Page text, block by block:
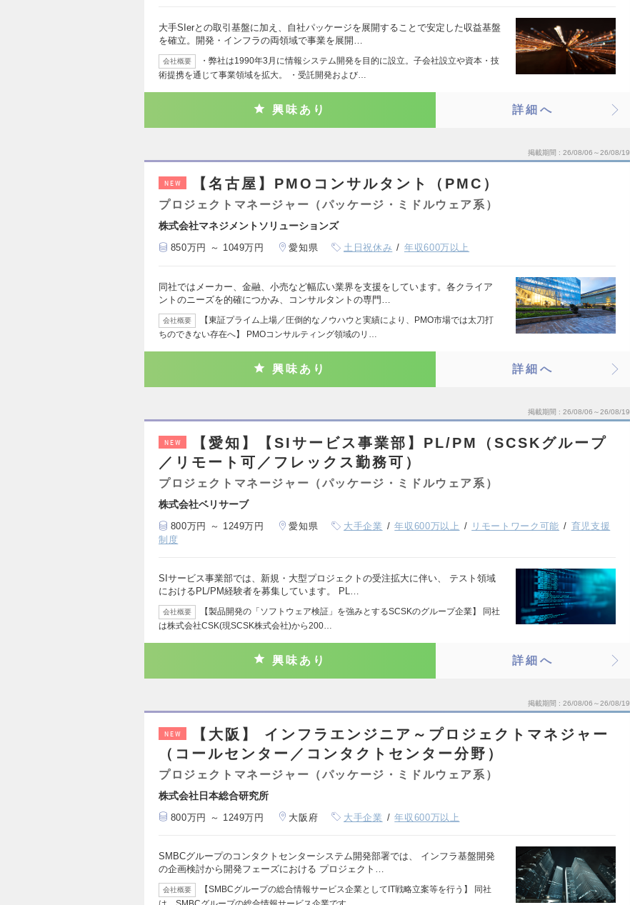
大手SIerとの取引基盤に加え、自社パッケージを展開することで安定した収益基盤
を確立。開発・インフラの両領域で事業を展開…
会社概要
・弊社は1990年3月に情報システム開発を目的に設立。子会社設立や資本・技
術提携を通じて事業領域を拡大。 ・受託開発および…
興味あり 詳細へ
掲載期間 26/08/06～26/08/19
NEW 【名古屋】PMOコンサルタント（PMC）
プロジェクトマネージャー（パッケージ・ミドルウェア系）
株式会社マネジメントソリューションズ
850万円 ～ 1049万円 愛知県 土日祝休み 年収600万以上
同社ではメーカー、金融、小売など幅広い業界を支援をしています。各クライア
ントのニーズを的確につかみ、コンサルタントの専門…
会社概要
【東証プライム上場／圧倒的なノウハウと実績により、PMO市場では太刀打
ちのできない存在へ】 PMOコンサルティング領域のリ…
興味あり 詳細へ
掲載期間 26/08/06～26/08/19
NEW
【愛知】【SIサービス事業部】PL/PM（SCSKグループ
／リモート可／フレックス勤務可）
プロジェクトマネージャー（パッケージ・ミドルウェア系）
株式会社ベリサーブ
800万円 ～ 1249万円 愛知県 大手企業 年収600万以上 リモートワーク可能
育児支援
制度
SIサービス事業部では、新規・大型プロジェクトの受注拡大に伴い、 テスト領域
におけるPL/PM経験者を募集しています。 PL…
会社概要
【製品開発の「ソフトウェア検証」を強みとするSCSKのグループ企業】 同社
は株式会社CSK(現SCSK株式会社)から200…
興味あり 詳細へ
掲載期間 26/08/06～26/08/19
NEW
【大阪】 インフラエンジニア～プロジェクトマネジャー
（コールセンター／コンタクトセンター分野）
プロジェクトマネージャー（パッケージ・ミドルウェア系）
株式会社日本総合研究所
800万円 ～ 1249万円 大阪府 大手企業 年収600万以上
SMBCグループのコンタクトセンターシステム開発部署では、 インフラ基盤開発
の企画検討から開発フェーズにおける プロジェクト…
会社概要
【SMBCグループの総合情報サービス企業としてIT戦略立案等を行う】 同社